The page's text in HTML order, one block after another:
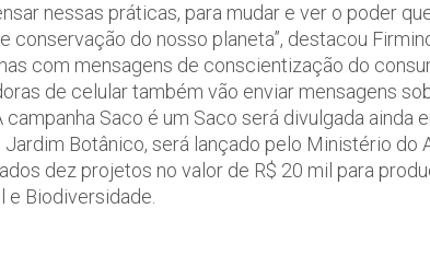
nessas práticas, para mudar e ver o poder
conservação do nosso planeta”, destacou
com mensagens de conscientização do
de celular também vão enviar mensagens
Saco é um Saco será divulgada ainda
Botânico, será lançado pelo Ministério do
dez projetos no valor de R$ 20 mil para
Biodiversidade.